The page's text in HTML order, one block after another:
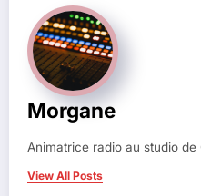
Morgane
Animatrice radio au studio
View All Posts